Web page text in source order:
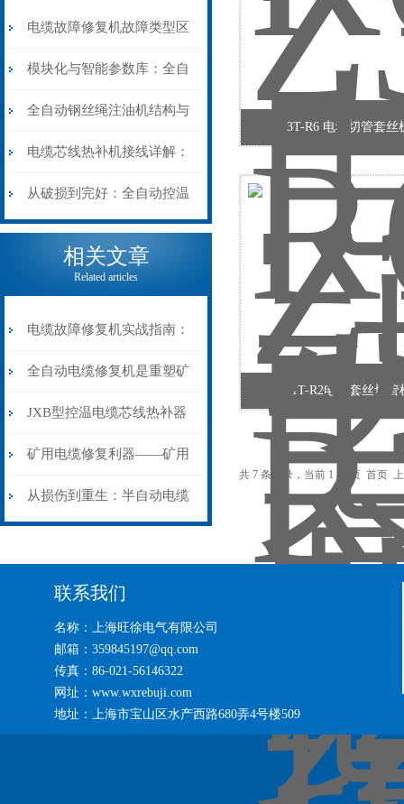
电缆故障修复机故障类型区
分指南：从“绝缘电
阻”到“波形特征”的精准诊
断逻辑
模块化与智能参数库：全自
动电缆修复机的快速换型逻
辑
全自动钢丝绳注油机结构与
工作原理：揭秘高效润滑的
机械密码
电缆芯线热补机接线详解：
从入门到精通
从破损到完好：全自动控温
电缆热补机的核心价值
相关文章
Related articles
电缆故障修复机实战指南：
从“盲测”到“精确定点”的三
步作业法
全自动电缆修复机是重塑矿
山电力动脉的“智能外科医
生”
JXB型控温电缆芯线热补器
安装与接线：精准修复的工
艺基石
矿用电缆修复利器——矿用
电缆热补机智能控温，安全
从损伤到重生：半自动电缆
Z3T-R6 电动切管套丝
Z31T-R2电动套丝切
共 7 条记录，当前 1 / 1 页 首页
联系我们
名称：上海旺徐电气有限公司
邮箱：359845197@qq.com
传真：86-021-56146322
网址：www.wxrebuji.com
地址：上海市宝山区水产西路680弄4号楼509